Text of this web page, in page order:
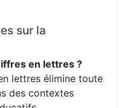
sur la
en lettres ?
lettres élimine toute
des contextes